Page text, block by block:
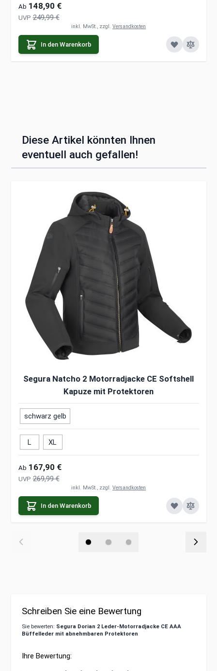
Ab 148,90 €
UVP 249,99 €
inkl. MwSt., zzgl. Versandkosten
In den Warenkorb
Diese Artikel könnten Ihnen
eventuell auch gefallen!
Segura Natcho 2 Motorradjacke CE Softshell
Kapuze mit Protektoren
schwarz gelb
L XL
Ab 167,90 €
UVP 269,99 €
inkl. MwSt., zzgl. Versandkosten
In den Warenkorb
Schreiben Sie eine Bewertung
Sie bewerten: Segura Dorian 2 Leder-Motorradjacke CE AAA
Büffelleder mit abnehmbaren Protektoren
Ihre Bewertung: